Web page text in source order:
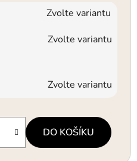
Zvolte variantu
Zvolte variantu
Zvolte variantu
DO KOŠÍKU